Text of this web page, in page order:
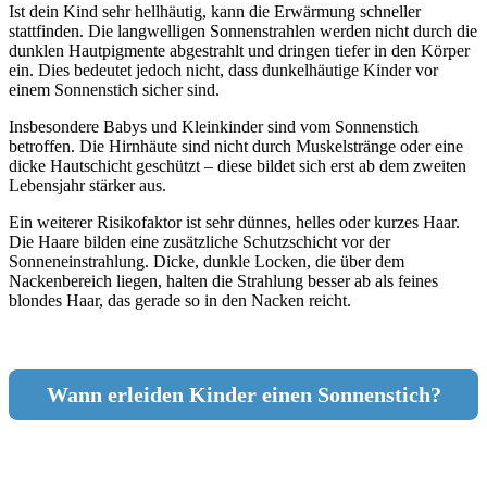
Ist dein Kind sehr hellhäutig, kann die Erwärmung schneller
stattfinden. Die langwelligen Sonnenstrahlen werden nicht durch die
dunklen Hautpigmente abgestrahlt und dringen tiefer in den Körper
ein. Dies bedeutet jedoch nicht, dass dunkelhäutige Kinder vor
einem Sonnenstich sicher sind.
Insbesondere Babys und Kleinkinder sind vom Sonnenstich
betroffen. Die Hirnhäute sind nicht durch Muskelstränge oder eine
dicke Hautschicht geschützt – diese bildet sich erst ab dem zweiten
Lebensjahr stärker aus.
Ein weiterer Risikofaktor ist sehr dünnes, helles oder kurzes Haar.
Die Haare bilden eine zusätzliche Schutzschicht vor der
Sonneneinstrahlung. Dicke, dunkle Locken, die über dem
Nackenbereich liegen, halten die Strahlung besser ab als feines
blondes Haar, das gerade so in den Nacken reicht.
Wann erleiden Kinder einen Sonnenstich?